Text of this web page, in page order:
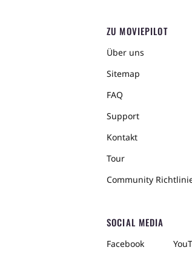
ZU MOVIEPILOT
Über uns
Sitemap
FAQ
Support
Kontakt
Tour
Community
SOCIAL MEDIA
Facebook